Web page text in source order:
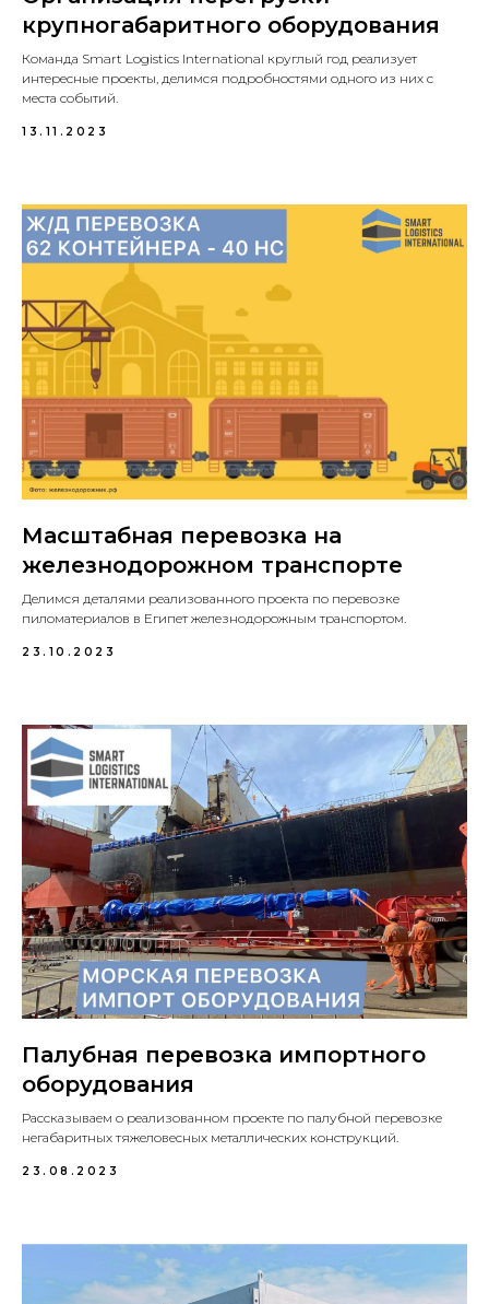
крупногабаритного оборудования
Команда Smart Logistics International круглый год реализует
интересные проекты, делимся подробностями одного из них с
места событий.
13.11.2023
Масштабная перевозка на
железнодорожном транспорте
Делимся деталями реализованного проекта по перевозке
пиломатериалов в Египет железнодорожным транспортом.
23.10.2023
Палубная перевозка импортного
оборудования
Рассказываем о реализованном проекте по палубной перевозке
негабаритных тяжеловесных металлических конструкций.
23.08.2023